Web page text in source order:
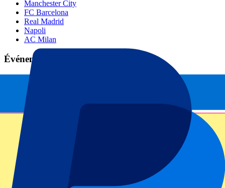
Manchester City
FC Barcelona
Real Madrid
Napoli
AC Milan
Événements populaires
GP Espagne
GP Pays Bas
GP Italie
GP Singapour
Tous les sports